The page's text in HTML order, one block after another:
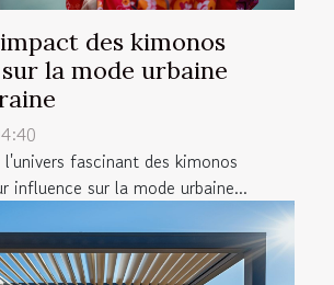
des kimonos
la mode urbaine
l'univers fascinant des kimonos
influence sur la mode urbaine...